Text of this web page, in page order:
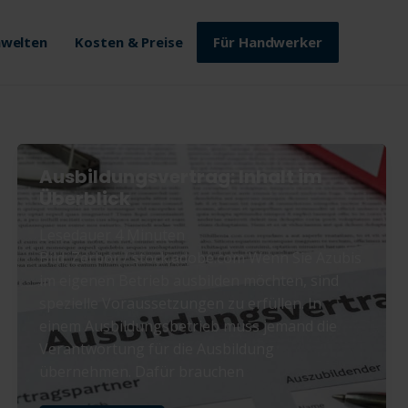
Kosten & Preise Für Handwerker
Ausbildungsvertrag: Inhalt im
Überblick
Bild: Zerbor / stock.adobe.com Wenn Sie Azubis
im eigenen Betrieb ausbilden möchten, sind
spezielle Voraussetzungen zu erfüllen. In
einem Ausbildungsbetrieb muss jemand die
Verantwortung für die Ausbildung